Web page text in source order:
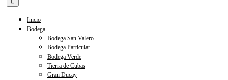
Inicio
Bodega
Bodega San Valero
Bodega Particular
Bodega Verde
Tierra de Cubas
Gran Ducay